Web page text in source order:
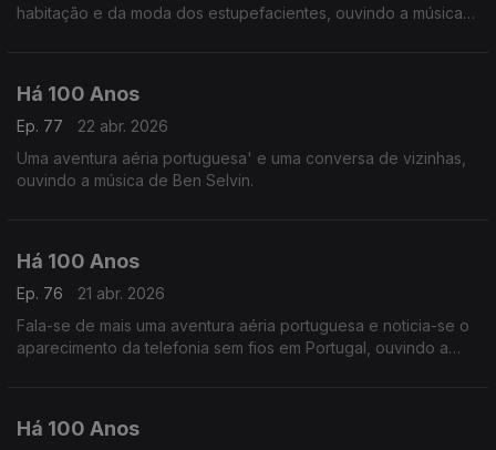
habitação e da moda dos estupefacientes, ouvindo a música
Há 100 Anos
Ep. 77
22 abr. 2026
Uma aventura aéria portuguesa' e uma conversa de vizinhas,
ouvindo a música de Ben Selvin.
Há 100 Anos
Ep. 76
21 abr. 2026
Fala-se de mais uma aventura aéria portuguesa e noticia-se o
aparecimento da telefonia sem fios em Portugal, ouvindo a
Há 100 Anos